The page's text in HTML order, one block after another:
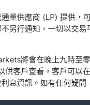
量供應商 (LP) 提供，
另行通知，一切以交易
將會在晚上九時至
供客戶查看。客戶可以
息資訊。如有任何疑問